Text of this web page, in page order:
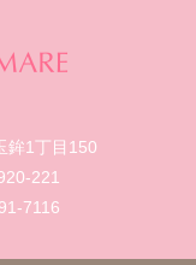
鉾1丁目150
221
7116